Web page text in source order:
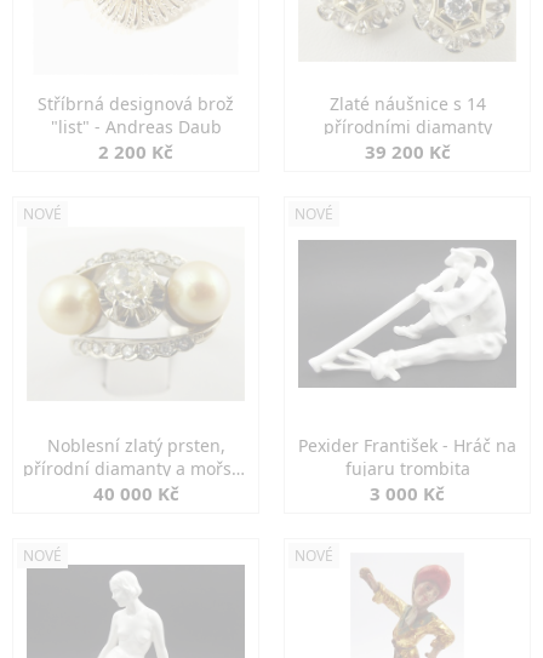
Stříbrná designová brož
"list" - Andreas Daub
2 200 Kč
Zlaté náušnice s 14
přírodními diamanty
39 200 Kč
NOVÉ
Noblesní zlatý prsten,
přírodní diamanty a mořské
perly
40 000 Kč
NOVÉ
Pexider František - Hráč na
fujaru trombita
3 000 Kč
NOVÉ NOVÉ